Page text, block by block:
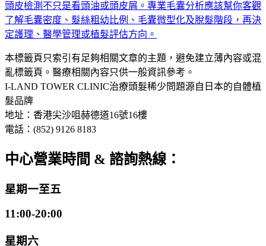
頭皮檢測不只是看頭油或頭皮屑。專業毛囊分析應該幫你客觀
了解毛囊密度、髮絲粗幼比例、毛囊微型化及脫髮階段，再決
定護理、醫學管理或植髮評估方向。
本標籤頁只索引有足夠相關文章的主題，避免建立薄內容或混
亂標籤頁。醫療相關內容只供一般資訊參考。
I-LAND TOWER CLINIC治療頭髮稀少問題源自日本的自體植
髮品牌
地址：香港尖沙咀赫德道16號16樓
電話：(852) 9126 8183
中心營業時間 & 諮詢熱線：
星期一至五
11:00-20:00
星期六